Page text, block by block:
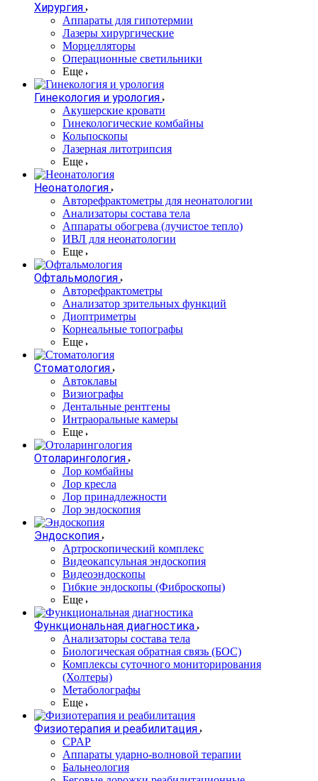
Хирургия
Аппараты для гипотермии
Лазеры хирургические
Морцелляторы
Операционные светильники
Еще
Гинекология и урология
Акушерские кровати
Гинекологические комбайны
Кольпоскопы
Лазерная литотрипсия
Еще
Неонатология
Авторефрактометры для неонатологии
Анализаторы состава тела
Аппараты обогрева (лучистое тепло)
ИВЛ для неонатологии
Еще
Офтальмология
Авторефрактометры
Анализатор зрительных функций
Диоптриметры
Корнеальные топографы
Еще
Стоматология
Автоклавы
Визиографы
Дентальные рентгены
Интраоральные камеры
Еще
Отоларингология
Лор комбайны
Лор кресла
Лор принадлежности
Лор эндоскопия
Эндоскопия
Артроскопический комплекс
Видеокапсульная эндоскопия
Видеоэндоскопы
Гибкие эндоскопы (Фиброcкопы)
Еще
Функциональная диагностика
Анализаторы состава тела
Биологическая обратная связь (БОС)
Комплексы суточного мониторирования
(Холтеры)
Метаболографы
Еще
Физиотерапия и реабилитация
CPAP
Аппараты ударно-волновой терапии
Бальнеология